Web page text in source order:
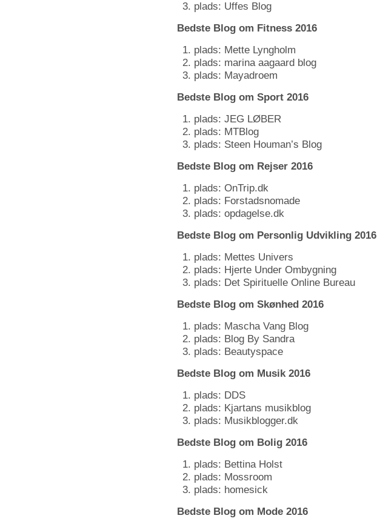
plads: Uffes Blog
Bedste Blog om Fitness 2016
plads: Mette Lyngholm
plads: marina aagaard blog
plads: Mayadroem
Bedste Blog om Sport 2016
plads: JEG LØBER
plads: MTBlog
plads: Steen Houman’s Blog
Bedste Blog om Rejser 2016
plads: OnTrip.dk
plads: Forstadsnomade
plads: opdagelse.dk
Bedste Blog om Personlig Udvikling 2016
plads: Mettes Univers
plads: Hjerte Under Ombygning
plads: Det Spirituelle Online Bureau
Bedste Blog om Skønhed 2016
plads: Mascha Vang Blog
plads: Blog By Sandra
plads: Beautyspace
Bedste Blog om Musik 2016
plads: DDS
plads: Kjartans musikblog
plads: Musikblogger.dk
Bedste Blog om Bolig 2016
plads: Bettina Holst
plads: Mossroom
plads: homesick
Bedste Blog om Mode 2016